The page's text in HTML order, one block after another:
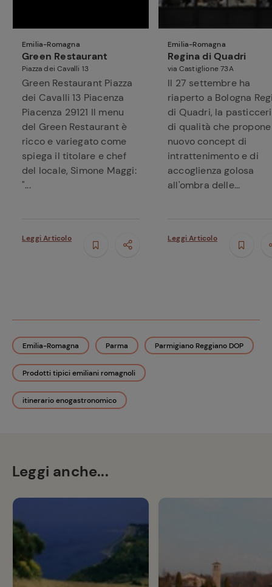
Emilia-Romagna
Green Restaurant
Piazza dei Cavalli 13
Green Restaurant Piazza
dei Cavalli 13 Piacenza
Piacenza 29121 Il menu
del Green Restaurant è
ricco e variegato come
spiega il titolare e chef
del locale, Simone Maggi:
"...
Leggi Articolo
Emilia-Romagna
Regina di Quadri
via Castiglione 73A
Il 27 settembre ha
riaperto a Bologna
di Quadri, la
di qualità che
nuovo concept di
intrattenimento e di
accoglienza golosa
all'ombra delle...
Leggi Articolo
Emilia-Romagna Parma Parmigiano Reggiano DOP
Prodotti tipici emiliani romagnoli
itinerario enogastronomico
Leggi anche...